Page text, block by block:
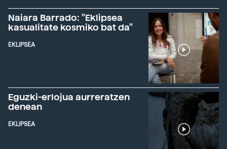
Naiara Barrado: "Eklipsea
kasualitate kosmiko bat da"
EKLIPSEA
Eguzki-erlojua aurreratzen
denean
EKLIPSEA